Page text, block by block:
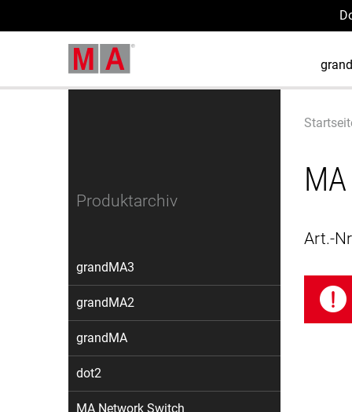
Produktarchiv
grandMA3
grandMA2
grandMA
dot2
MA Network Switch
Art.-